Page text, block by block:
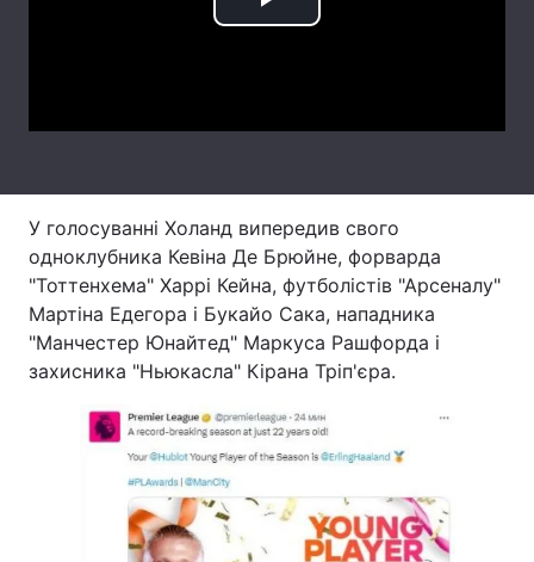
Тема оформлення
Play
У голосуванні Холанд випередив свого
одноклубника Кевіна Де Брюйне, форварда
"Тоттенхема" Харрі Кейна, футболістів "Арсеналу"
Мартіна Едегора і Букайо Сака, нападника
"Манчестер Юнайтед" Маркуса Рашфорда і
захисника "Ньюкасла" Кірана Тріп'єра.